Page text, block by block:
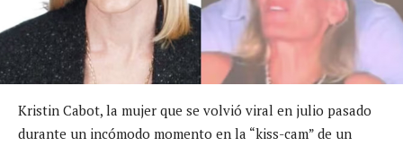
Kristin Cabot, la mujer que se volvió viral en julio pasado
durante un incómodo momento en la “kiss-cam” de un